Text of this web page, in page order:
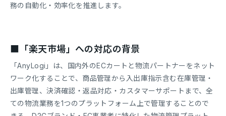
務の自動化・効率化を推進します。
■「楽天市場」への対応の背景
「AnyLogi」は、国内外のECカートと物流パートナーをネット
ワーク化することで、商品管理から入出庫指示含む在庫管理・
出庫管理、決済確認・返品対応・カスタマーサポートまで、全
ての物流業務を1つのプラットフォーム上で管理することので